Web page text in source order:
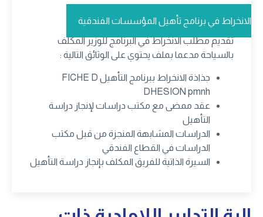
الانخراط في برنامج تأهيل المؤسسات الفندقية
تقديم مطلب الانخراط في البرنامج للوزير المكلف
بالسياحة مدعما بملف يحتوي على الوثائق التالية :
جذاذة الانخراط ببرنامج التأهيل FICHE D
DHESION pmnh
عقد ممضى مع مكتب دراسات لإنجاز دراسة
التأهيل
الدراسات المشابهة المنجزة من قبل مكتب
الدراسات في القطاع الفندقي
السيرة الذاتية للفريق المكلف بإنجاز دراسة التأهيل